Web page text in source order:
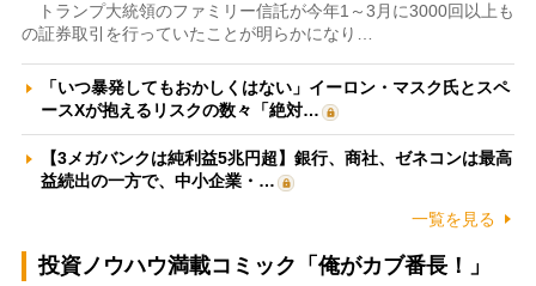
トランプ大統領のファミリー信託が今年1～3月に3000回以上も
の証券取引を行っていたことが明らかになり…
「いつ暴発してもおかしくはない」イーロン・マスク氏とスペ
ースXが抱えるリスクの数々「絶対…
【3メガバンクは純利益5兆円超】銀行、商社、ゼネコンは最高
益続出の一方で、中小企業・…
一覧を見る
投資ノウハウ満載コミック「俺がカブ番長！」